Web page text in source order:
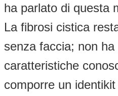
ha parlato di questa
La fibrosi cistica
senza faccia; non
caratteristiche
comporre un identikit